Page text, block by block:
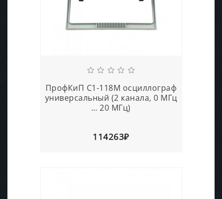
ПрофКиП С1-118М осциллограф
универсальный (2 канала, 0 МГц
… 20 МГц)
114263₽